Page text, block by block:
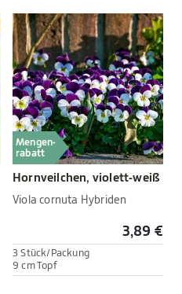
Mengen-
rabatt
Hornveilchen, violett-weiß
Viola cornuta Hybriden
3,89 €
3 Stück/Packung
9 cm Topf